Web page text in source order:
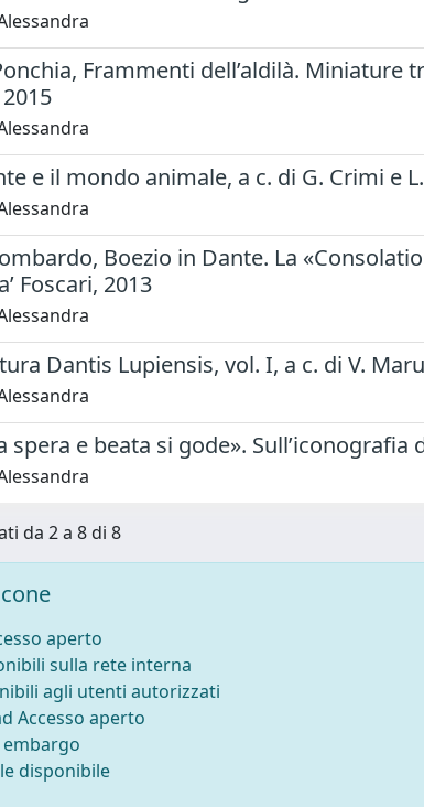
Frammenti dell’aldilà.
e il mondo animale, a c. di G. Crimi e
Boezio in Dante. La
Foscari, 2013
Dantis Lupiensis, vol. I, a c. di V.
spera e beata si gode».
da 2 a 8 di 8
aperto
sulla rete interna
agli utenti autorizzati
Accesso aperto
disponibile